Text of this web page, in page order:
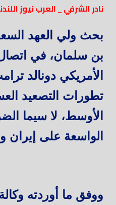
نادر الشرفي _ العرب نيوز
بحث ولي العهد
بن سلمان، في
الأمريكي دونالد
تطورات التصعيد
الأوسط، لا سيما
الواسعة على إيران
ووفق ما أوردته وكالة